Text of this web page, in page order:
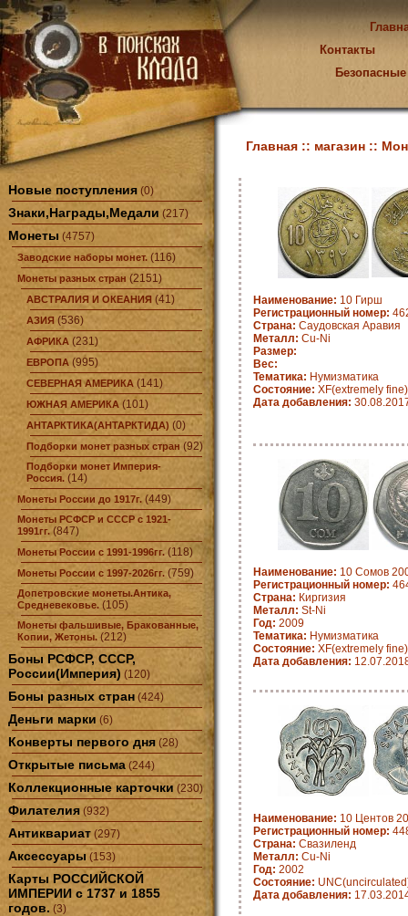
Контакты
Новые поступления (0)
Знаки,Награды,Медали (217)
Монеты (4757)
Заводские наборы монет. (116)
Монеты разных стран (2151)
АВСТРАЛИЯ И ОКЕАНИЯ (41)
АЗИЯ (536)
АФРИКА (231)
ЕВРОПА (995)
СЕВЕРНАЯ АМЕРИКА (141)
ЮЖНАЯ АМЕРИКА (101)
АНТАРКТИКА(АНТАРКТИДА) (0)
Подборки монет разных стран (92)
Подборки монет Империя-
Россия. (14)
Монеты России до 1917г. (449)
Монеты РСФСР и СССР с 1921-
1991гг. (847)
Монеты России с 1991-1996гг. (118)
Монеты России с 1997-2026гг. (759)
Допетровские монеты.Антика,
Средневековье. (105)
Монеты фальшивые, Бракованные,
Копии, Жетоны. (212)
Боны РСФСР, СССР,
России(Империя) (120)
Боны разных стран (424)
Деньги марки (6)
Конверты первого дня (28)
Открытые письма (244)
Коллекционные карточки (230)
Филателия (932)
Антиквариат (297)
Аксессуары (153)
Карты РОССИЙСКОЙ
ИМПЕРИИ с 1737 и 1855
годов. (3)
Главная :: магазин ::
Наименование: 10 Гирш
Регистрационный номер:
Страна: Саудовская Аравия
Металл: Cu-Ni
Размер:
Вес:
Тематика: Нумизматика
Состояние: XF(extremely fine)
Дата добавления:
Наименование: 10 Сомов
Регистрационный номер:
Страна: Киргизия
Металл: St-Ni
Год: 2009
Тематика: Нумизматика
Состояние: XF(extremely fine)
Дата добавления:
Наименование: 10 Центов
Регистрационный номер:
Страна: Свазиленд
Металл: Cu-Ni
Год: 2002
Состояние:
Дата добавления: